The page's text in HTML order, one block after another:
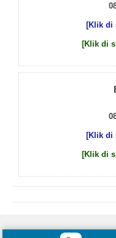
[Klik di
[Klik di
[Klik di
[Klik di